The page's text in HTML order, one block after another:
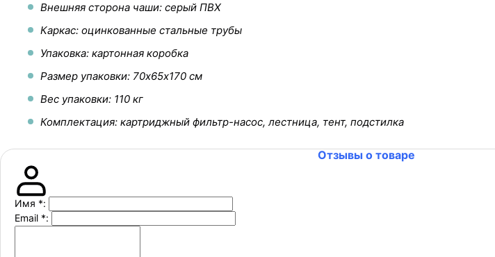
Внешняя сторона чаши: серый ПВХ
Каркас: оцинкованные стальные трубы
Упаковка: картонная коробка
Размер упаковки: 70х65х170 см
Вес упаковки: 110 кг
Комплектация: картриджный фильтр-насос, лестница, тент, подстилка
Отзывы о товаре
Имя *:
Email *: